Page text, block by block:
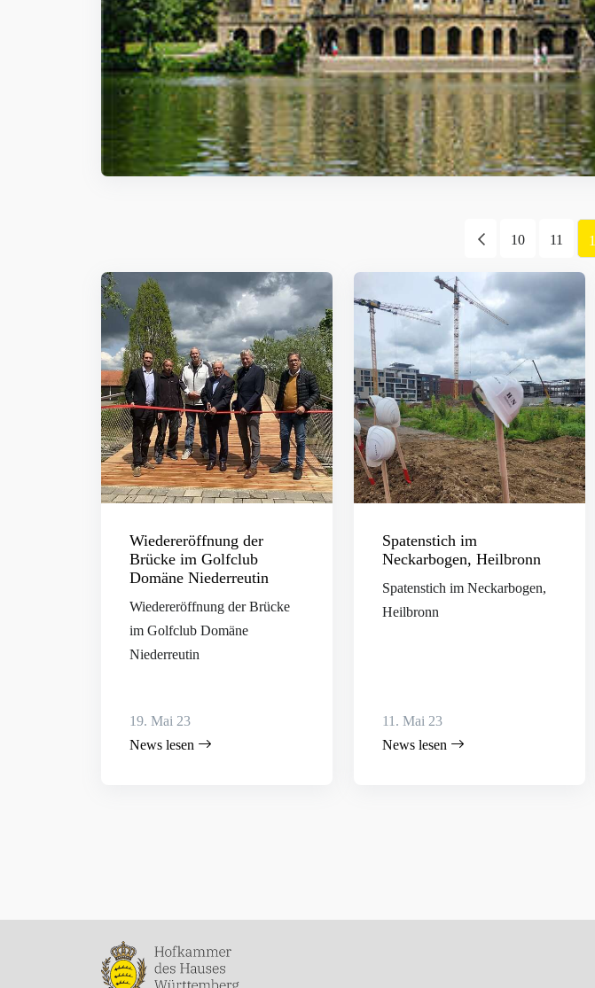
10 11
Wiedereröffnung der
Brücke im Golfclub
Domäne Niederreutin
Wiedereröffnung der Brücke
im Golfclub Domäne
Niederreutin
19. Mai 23
News lesen
Spatenstich im
Neckarbogen, Heilbronn
Spatenstich im Neckarbogen,
Heilbronn
11. Mai 23
News lesen